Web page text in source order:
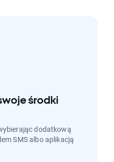
środki
dodatkową
SMS albo aplikacją